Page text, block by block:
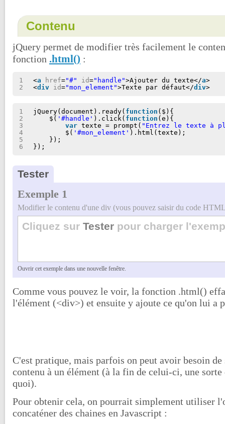
Contenu
jQuery permet de modifier très facilement le
fonction .html() :
1
2
<a href="#" id="handle">Ajouter du texte</a>
<div id="mon_element">Texte par défaut</div>
1
2
3
4
5
6
jQuery(document).ready( function ($){
$( '#handle' ).click( function (e){
var texte = prompt( "Entrez le texte à
$( '#mon_element' ).html(texte);
});
});
Tester
Exemple 1
Modifier le contenu d'une div (vous pouvez saisir du code
Ouvrir cet exemple dans une nouvelle fenêtre.
Comme vous pouvez le voir, la fonction .html()
l'élément (<div>) et ensuite y ajoute ce qu'on lui a
C'est pratique, mais parfois on peut avoir besoin
contenu à un élément (à la fin de celui-ci, une sorte
quoi).
Pour obtenir cela, on pourrait simplement utiliser
concaténer des chaines en Javascript :